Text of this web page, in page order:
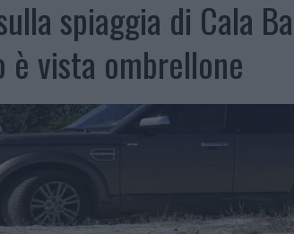
spiaggia di Cala
è vista ombrellone